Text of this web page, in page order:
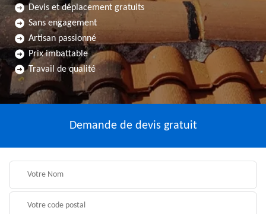
Devis et déplacement gratuits
Sans engagement
Artisan passionné
Prix imbattable
Travail de qualité
Demande de devis gratuit